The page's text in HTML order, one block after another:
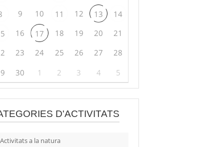
9 10 11 12 13
14
16 17 18 19 20
21
23 24 25 26 27
28
30 1 2 3 4 5
D'ACTIVITATS
Activitats a la natura